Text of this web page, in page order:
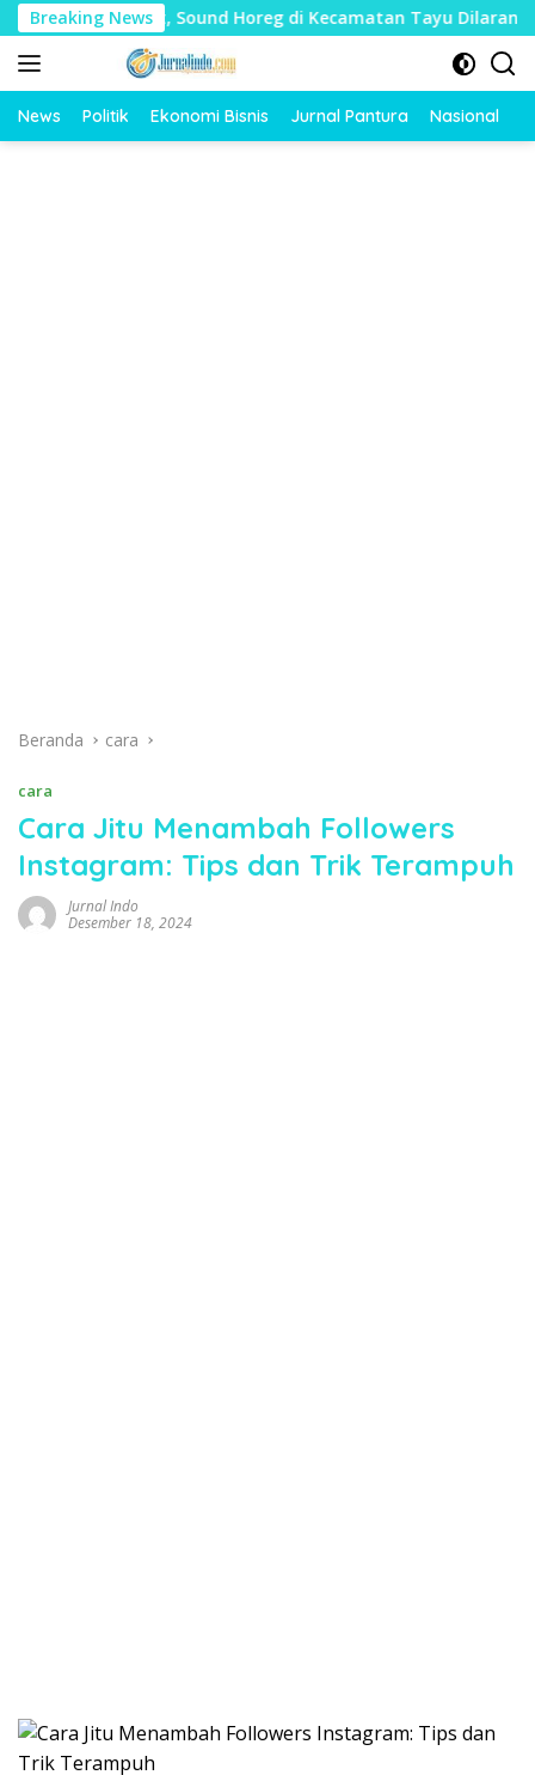
Langsung
ke
konten
Breaking News
Sound Horeg di Kecamatan Tayu Dilarang Dua
News Politik Ekonomi Bisnis Jurnal Pantura Nasional
Beranda cara
cara
Cara Jitu Menambah Followers
Instagram: Tips dan Trik Terampuh
Jurnal Indo
Desember 18, 2024